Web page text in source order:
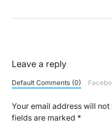
Leave a reply
Default Comments (0)
Your email address will
fields are marked *